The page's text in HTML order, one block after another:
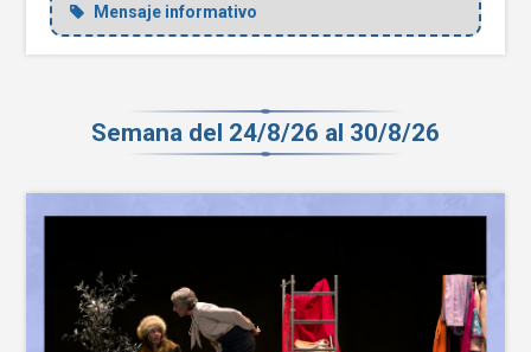
Mensaje informativo
Semana del 24/8/26 al 30/8/26